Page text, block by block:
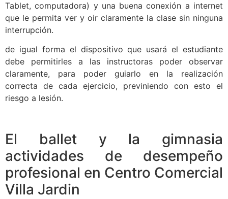
Tablet, computadora) y una buena conexión a internet
que le permita ver y oir claramente la clase sin ninguna
interrupción.
de igual forma el dispositivo que usará el estudiante
debe permitirles a las instructoras poder observar
claramente, para poder guiarlo en la realización
correcta de cada ejercicio, previniendo con esto el
riesgo a lesión.
El ballet y la gimnasia
actividades de desempeño
profesional en Centro Comercial
Villa Jardin